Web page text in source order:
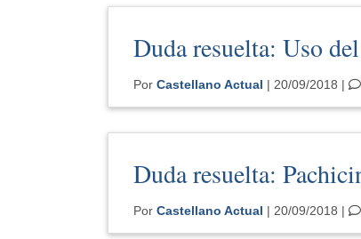
Duda resuelta: Uso
Por Castellano Actual | 20/09/2018 |
Duda resuelta:
Por Castellano Actual | 20/09/2018 |